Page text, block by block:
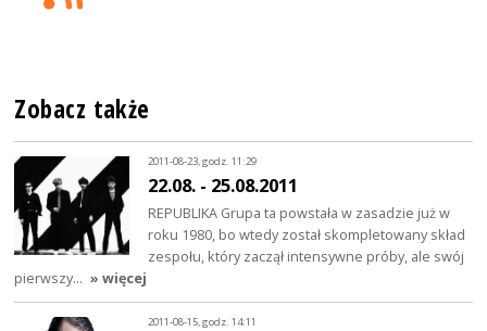
Zobacz także
2011-08-23, godz. 11:29
22.08. - 25.08.2011
REPUBLIKA Grupa ta powstała w zasadzie już w
roku 1980, bo wtedy został skompletowany skład
zespołu, który zaczął intensywne próby, ale swój
pierwszy… » więcej
2011-08-15, godz. 14:11